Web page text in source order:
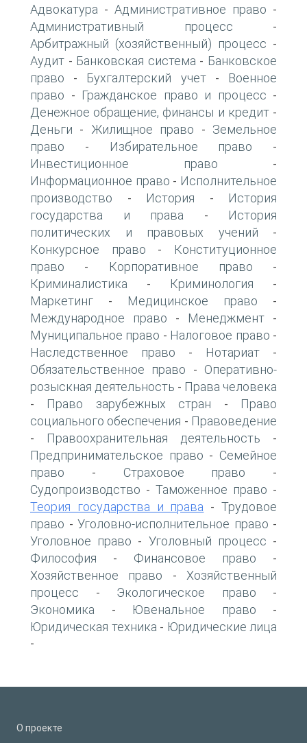
Адвокатура - Административное право -
Административный процесс -
Арбитражный (хозяйственный) процесс -
Аудит - Банковская система - Банковское
право - Бухгалтерский учет-
Военное
право - Гражданское право и процесс -
Денежное обращение, финансы и кредит-
Деньги - Жилищное право - Земельное
право - Избирательное право -
Инвестиционное право -
Информационное право - Исполнительное
производство - История -
История
государства и права -
История
политических и правовых учений -
Конкурсное право -
Конституционное
право - Корпоративное право -
Криминалистика - Криминология -
Маркетинг - Медицинское право -
Международное право - Менеджмент -
Муниципальное право - Налоговое право -
Наследственное право - Нотариат -
Обязательственное право - Оперативно-
розыскная деятельность - Права человека
- Право зарубежных стран -
Право
социального обеспечения - Правоведение
- Правоохранительная деятельность -
Предпринимательское право - Семейное
право - Страховое право -
Судопроизводство - Таможенное право -
Теория государства и права - Трудовое
право - Уголовно-исполнительное право -
Уголовное право - Уголовный процесс -
Философия - Финансовое право -
Хозяйственное право -Хозяйственный
процесс - Экологическое право -
Экономика - Ювенальное право -
Юридическая техника - Юридические лица
-
О проекте